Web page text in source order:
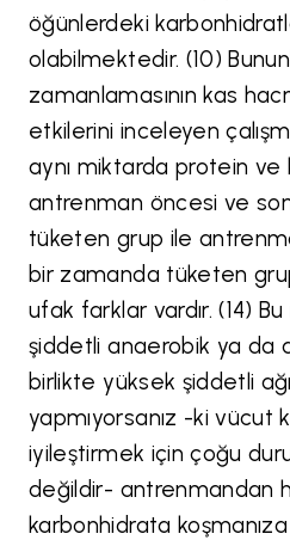
öğünlerdeki
olabilmektedir. (10)
zamanlamasının kas
etkilerini inceleyen
aynı miktarda protein ve
antrenman öncesi ve
tüketen grup ile
bir zamanda tüketen
ufak farklar vardır. (14)
şiddetli anaerobik ya da
birlikte yüksek şiddetli
yapmıyorsanız -ki vücut
iyileştirmek için çoğu
değildir- antrenmandan
karbonhidrata